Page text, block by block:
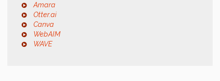
Amara
Otter.ai
Canva
WebAIM
WAVE